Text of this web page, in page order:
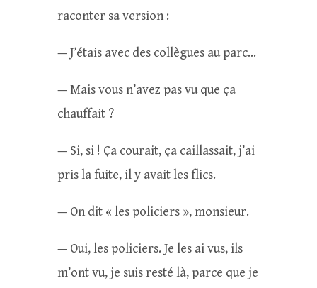
raconter sa version :
— J’étais avec des collègues au parc…
— Mais vous n’avez pas vu que ça
chauffait ?
— Si, si ! Ça courait, ça caillassait, j’ai
pris la fuite, il y avait les flics.
— On dit « les policiers », monsieur.
— Oui, les policiers. Je les ai vus, ils
m’ont vu, je suis resté là, parce que je